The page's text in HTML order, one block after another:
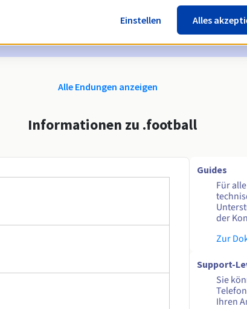
zur Benachrichtigung über die Löschung des
Alle Endungen anzeigen
Informationen zu .football
Guides
Für
der
Zur
Support-
Sie
Ihren
Einstellen Alles